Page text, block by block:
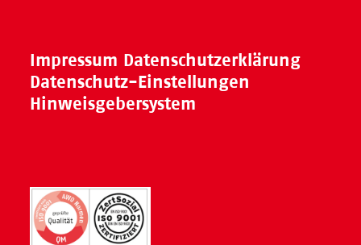
Impressum Datenschutzerklärung
Datenschutz-Einstellungen
Hinweisgebersystem